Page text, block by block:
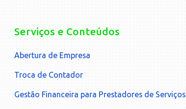
Serviços e Conteúdos
Abertura de Empresa
Troca de Contador
Gestão Financeira para Prestadores de Serviços